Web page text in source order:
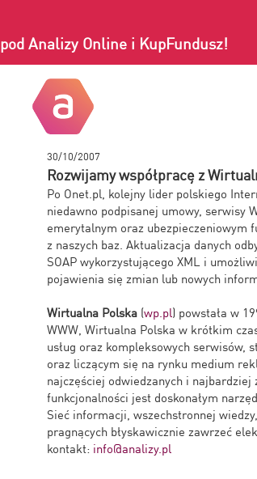
Analizy Online i KupFundusz!
30/10/2007
Rozwijamy współpracę z
Po Onet.pl, kolejny lider polskiego
niedawno podpisanej umowy, serwisy
emerytalnym oraz ubezpieczeniowym
z naszych baz. Aktualizacja danych
SOAP wykorzystującego XML i
pojawienia się zmian lub nowych
Wirtualna Polska (wp.pl) powstała w
WWW, Wirtualna Polska w krótkim
usług oraz kompleksowych
oraz liczącym się na rynku medium
najczęściej odwiedzanych i
funkcjonalności jest doskonałym
Sieć informacji, wszechstronnej
pragnących błyskawicznie zawrzeć
kontakt: info@analizy.pl